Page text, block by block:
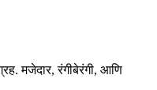
मजेदार, रंगीबेरंगी, आणि